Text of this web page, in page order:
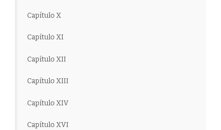
Capítulo X
Capítulo XI
Capítulo XII
Capítulo XIII
Capítulo XIV
Capítulo XVI